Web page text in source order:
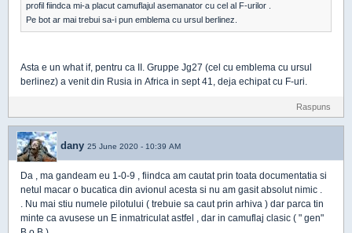
profil fiindca mi-a placut camuflajul asemanator cu cel al F-urilor .
Pe bot ar mai trebui sa-i pun emblema cu ursul berlinez.
Asta e un what if, pentru ca II. Gruppe Jg27 (cel cu emblema cu ursul
berlinez) a venit din Rusia in Africa in sept 41, deja echipat cu F-uri.
Raspuns
dany 25 June 2020 - 10:39 AM
Da , ma gandeam eu 1-0-9 , fiindca am cautat prin toata documentatia si
netul macar o bucatica din avionul acesta si nu am gasit absolut nimic .
. Nu mai stiu numele pilotului ( trebuie sa caut prin arhiva ) dar parca tin
minte ca avusese un E inmatriculat astfel , dar in camuflaj clasic ( " gen"